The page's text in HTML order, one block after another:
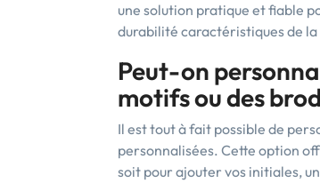
une solution pratique et fiable
durabilité caractéristiques de
Peut-on
motifs ou des
Il est tout à fait possible de
personnalisées. Cette option
soit pour ajouter vos initiales,